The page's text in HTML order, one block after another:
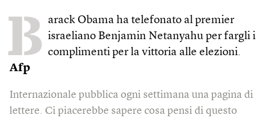
B arack Obama ha telefonato al premier
israeliano Benjamin Netanyahu per fargli i
complimenti per la vittoria alle elezioni.
Afp
Internazionale pubblica ogni settimana una pagina di
lettere. Ci piacerebbe sapere cosa pensi di questo